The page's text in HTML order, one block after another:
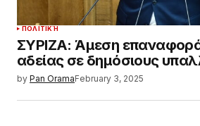
ΠΟΛΙΤΙΚΉ
ΣΥΡΙΖΑ: Άμεση
αδείας σε δημόσιους
by Pan OramaFebruary 3, 2025